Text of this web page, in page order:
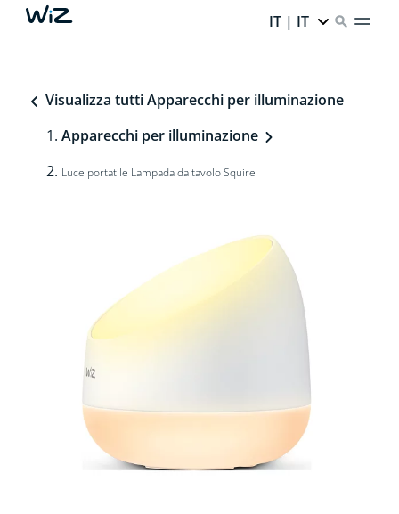
IT | IT
Visualizza tutti Apparecchi per illuminazione
Apparecchi per illuminazione
Luce portatile Lampada da tavolo Squire